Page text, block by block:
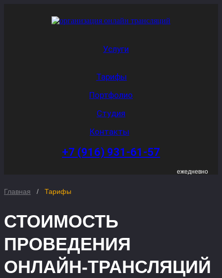
Услуги
Тарифы
Портфолио
Студия
Контакты
+7 (916) 931-61-57
ежедневно
Главная / Тарифы
СТОИМОСТЬ
ПРОВЕДЕНИЯ
ОНЛАЙН-ТРАНСЛЯЦИЙ